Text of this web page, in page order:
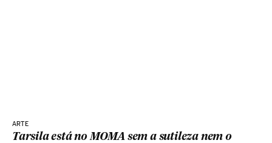
ARTE
Tarsila está no MOMA sem a sutileza nem o